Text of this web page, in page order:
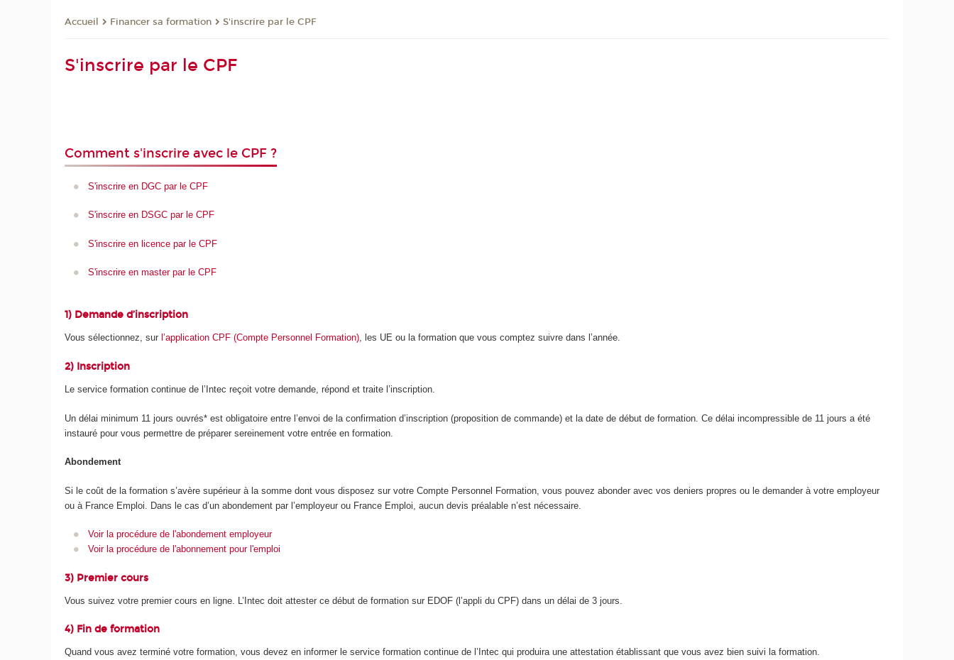
Accueil Financer sa formation S'inscrire par le CPF
S'inscrire par le CPF
Comment s'inscrire avec le CPF ?
S'inscrire en DGC par le CPF
S'inscrire en DSGC par le CPF
S'inscrire en licence par le CPF
S'inscrire en master par le CPF
1) Demande d’inscription
Vous sélectionnez, sur l’application CPF (Compte Personnel Formation), les UE ou la formation que vous comptez suivre dans l’année.
2) Inscription
Le service formation continue de l’Intec reçoit votre demande, répond et traite l’inscription.
Un délai minimum 11 jours ouvrés* est obligatoire entre l’envoi de la confirmation d’inscription (proposition de commande) et la date de début de formation. Ce délai incompressible de 11 jours a été
instauré pour vous permettre de préparer sereinement votre entrée en formation.
Abondement
Si le coût de la formation s’avère supérieur à la somme dont vous disposez sur votre Compte Personnel Formation, vous pouvez abonder avec vos deniers propres ou le demander à votre employeur
ou à France Emploi. Dans le cas d’un abondement par l’employeur ou France Emploi, aucun devis préalable n’est nécessaire.
Voir la procédure de l'abondement employeur
Voir la procédure de l'abonnement pour l'emploi
3) Premier cours
Vous suivez votre premier cours en ligne. L’Intec doit attester ce début de formation sur EDOF (l’appli du CPF) dans un délai de 3 jours.
4) Fin de formation
Quand vous avez terminé votre formation, vous devez en informer le service formation continue de l’Intec qui produira une attestation établissant que vous avez bien suivi la formation.